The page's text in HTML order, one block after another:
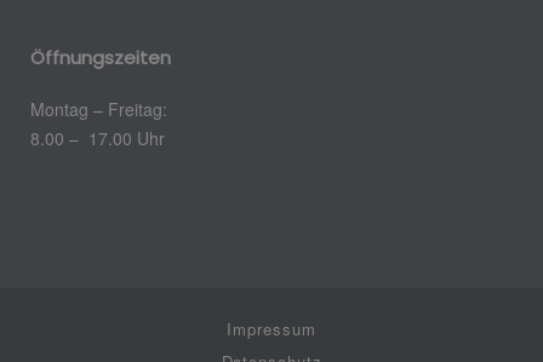
Öffnungszeiten
Montag – Freitag:
8.00 – 17.00 Uhr
Impressum